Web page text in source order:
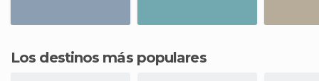
Los destinos más populares